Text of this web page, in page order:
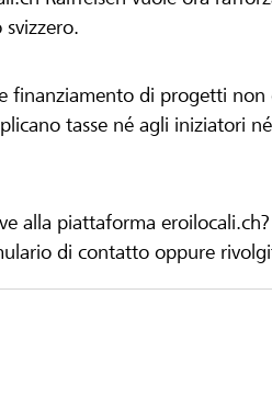
finanziamento di progetti
tasse né agli iniziatori
alla piattaforma
di contatto oppure